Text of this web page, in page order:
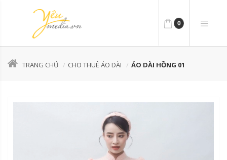
0
TRANG CHỦ CHO THUÊ ÁO DÀI ÁO DÀI HỒNG 01